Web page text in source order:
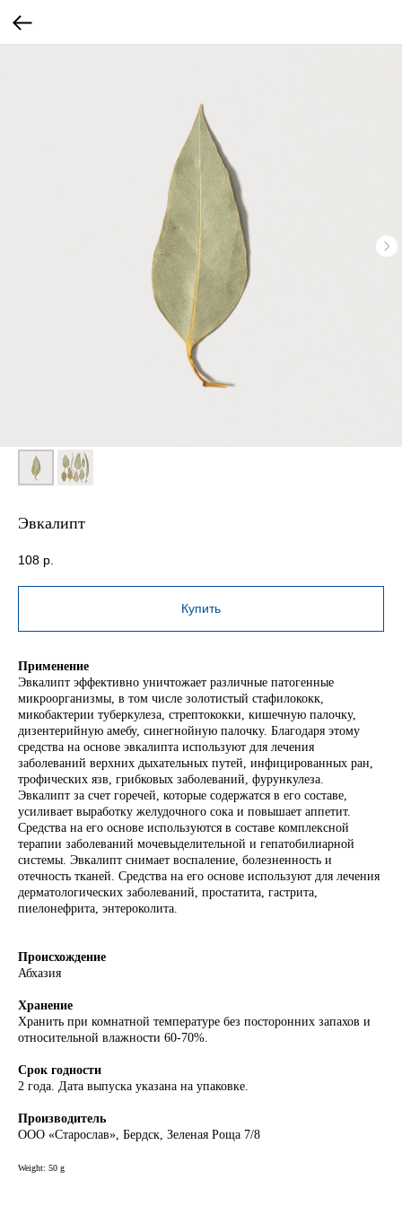
Эвкалипт
108 р.
Купить
Применение
Эвкалипт эффективно уничтожает различные патогенные
микроорганизмы, в том числе золотистый стафилококк,
микобактерии туберкулеза, стрептококки, кишечную палочку,
дизентерийную амебу, синегнойную палочку. Благодаря этому
средства на основе эвкалипта используют для лечения
заболеваний верхних дыхательных путей, инфицированных ран,
трофических язв, грибковых заболеваний, фурункулеза.
Эвкалипт за счет горечей, которые содержатся в его составе,
усиливает выработку желудочного сока и повышает аппетит.
Средства на его основе используются в составе комплексной
терапии заболеваний мочевыделительной и гепатобилиарной
системы. Эвкалипт снимает воспаление, болезненность и
отечность тканей. Средства на его основе используют для лечения
дерматологических заболеваний, простатита, гастрита,
пиелонефрита, энтероколита.
Происхождение
Абхазия
Хранение
Хранить при комнатной температуре без посторонних запахов и
относительной влажности 60-70%.
Срок годности
2 года. Дата выпуска указана на упаковке.
Производитель
ООО «Старослав», Бердск, Зеленая Роща 7/8
Weight: 50 g